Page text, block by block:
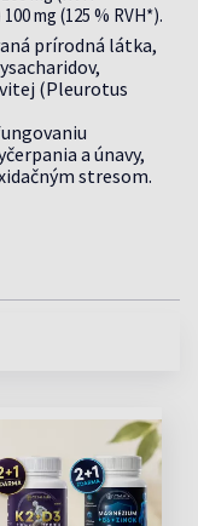
mg (125 % RVH*).
prírodná látka,
(Pleurotus
a únavy,
stresom.